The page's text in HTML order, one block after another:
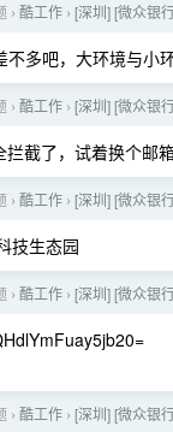
› 酷工作 › [深圳] [微众银
不多吧，大环境与小
› 酷工作 › [深圳] [微众银
拦截了，试着换个邮
› 酷工作 › [深圳] [微众银
技生态园
› 酷工作 › [深圳] [微众银
› 酷工作 › [深圳] [微众银